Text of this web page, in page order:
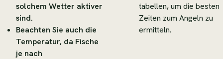
solchem Wetter aktiver
sind.
Beachten Sie auch die
Temperatur, da Fische
je nach
tabellen, um die besten
Zeiten zum Angeln zu
ermitteln.